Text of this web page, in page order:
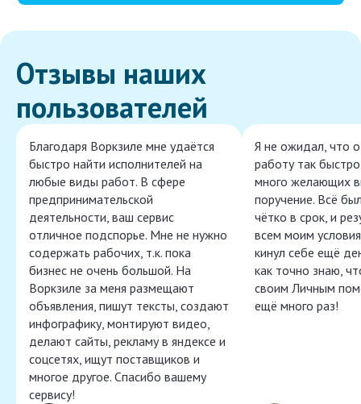
Отзывы наших
пользователей
Благодаря Воркзиле мне удаётся
быстро найти исполнителей на
любые виды работ. В сфере
предпринимательской
деятельности, ваш сервис
отличное подспорье. Мне не нужно
содержать рабочих, т.к. пока
бизнес не очень большой. На
Воркзиле за меня размещают
объявления, пишут тексты, создают
инфографику, монтируют видео,
делают сайты, рекламу в яндексе и
соцсетях, ищут поставщиков и
многое другое. Спасибо вашему
сервису!
Я не ожидал, что
работу так
много желающих
поручение. Всё
чётко в срок, и
всем моим
кинул себе ещё
как точно знаю,
своим Личным
ещё много раз!